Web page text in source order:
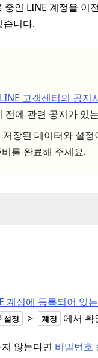
인 LINE 계정을 이
습니다.
LINE 고객센터의 공지
전에 관련 공지가 있
장된 데이터와 설
를 완료해 주세요.
계정에 등록되어 있
설정 > 계정 에서 확
않는다면 비밀번호